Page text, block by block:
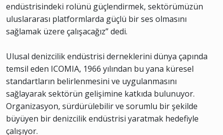
endüstrisindeki rolünü güçlendirmek, sektörümüzün
uluslararası platformlarda güçlü bir ses olmasını
sağlamak üzere çalışacağız” dedi.
Ulusal denizcilik endüstrisi derneklerini dünya çapında
temsil eden ICOMIA, 1966 yılından bu yana küresel
standartların belirlenmesini ve uygulanmasını
sağlayarak sektörün gelişimine katkıda bulunuyor.
Organizasyon, sürdürülebilir ve sorumlu bir şekilde
büyüyen bir denizcilik endüstrisi yaratmak hedefiyle
çalışıyor.